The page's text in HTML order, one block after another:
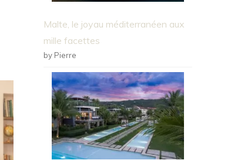
Malte, le joyau méditerranéen aux
mille facettes
by Pierre